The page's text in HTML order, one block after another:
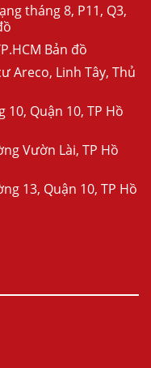
tháng 8, P11, Q3,
Bản đồ
Areco, Linh Tây, Thủ
10, Quận 10, TP Hồ
Vườn Lài, TP Hồ
13, Quận 10, TP Hồ